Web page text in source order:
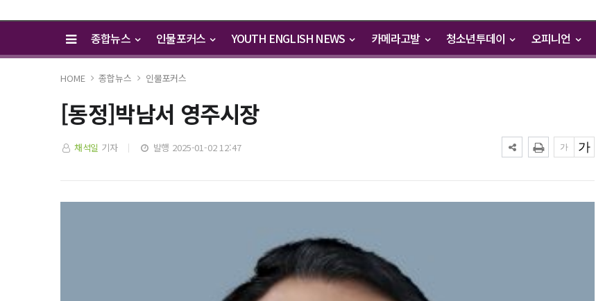
종합뉴스 인물포커스 YOUTH ENGLISH NEWS 카메라고발 청소년투데이 오피니언
HOME 종합뉴스 인물포커스
[동정]박남서 영주시장
채석일 기자 발행 2025-01-02 12:47